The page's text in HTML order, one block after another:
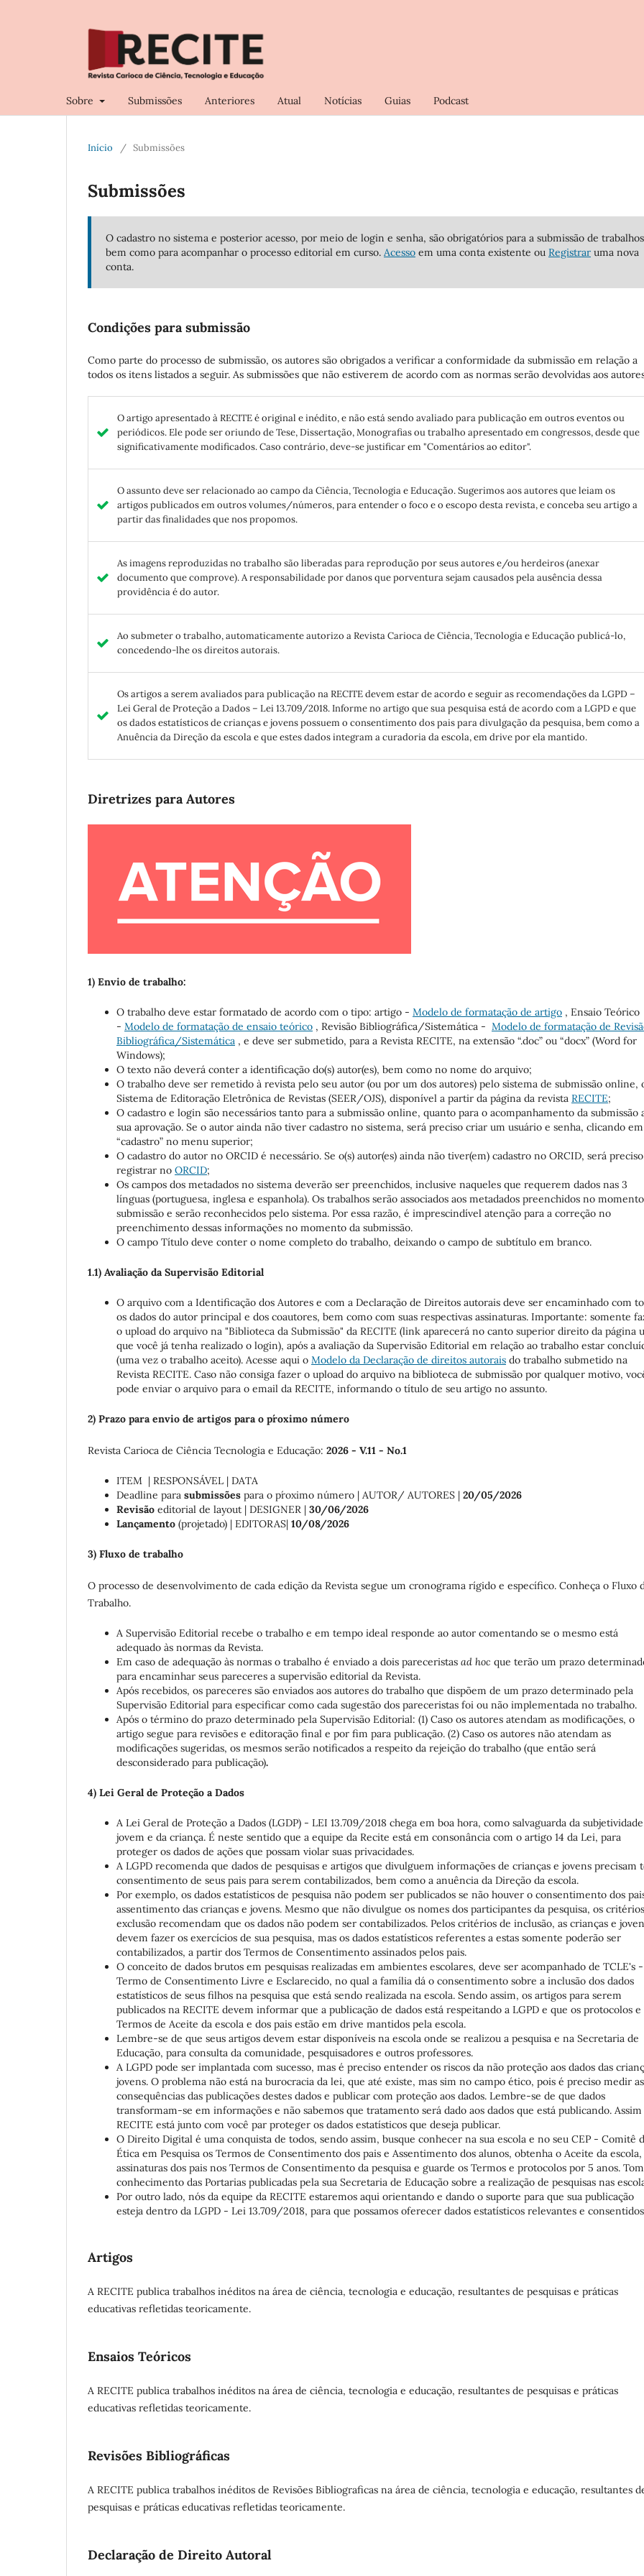
Sobre Submissões Anteriores Atual Notícias Guias Podcast
Início / Submissões
Submissões
O cadastro no sistema e posterior acesso, por meio de login e senha, são obrigatórios para a submissão de
bem como para acompanhar o processo editorial em curso. Acesso em uma conta existente ou Registrar uma nova
conta.
Condições para submissão
Como parte do processo de submissão, os autores são obrigados a verificar a conformidade da submissão em relação a
todos os itens listados a seguir. As submissões que não estiverem de acordo com as normas serão devolvidas aos
O artigo apresentado à RECITE é original e inédito, e não está sendo avaliado para publicação em outros eventos ou
periódicos. Ele pode ser oriundo de Tese, Dissertação, Monografias ou trabalho apresentado em congressos, desde que
significativamente modificados. Caso contrário, deve-se justificar em "Comentários ao editor".
O assunto deve ser relacionado ao campo da Ciência, Tecnologia e Educação. Sugerimos aos autores que leiam os
artigos publicados em outros volumes/números, para entender o foco e o escopo desta revista, e conceba seu artigo a
partir das finalidades que nos propomos.
As imagens reproduzidas no trabalho são liberadas para reprodução por seus autores e/ou herdeiros (anexar
documento que comprove). A responsabilidade por danos que porventura sejam causados pela ausência dessa
providência é do autor.
Ao submeter o trabalho, automaticamente autorizo a Revista Carioca de Ciência, Tecnologia e Educação publicá-lo,
concedendo-lhe os direitos autorais.
Os artigos a serem avaliados para publicação na RECITE devem estar de acordo e seguir as recomendações da LGPD –
Lei Geral de Proteção a Dados – Lei 13.709/2018. Informe no artigo que sua pesquisa está de acordo com a LGPD e que
os dados estatísticos de crianças e jovens possuem o consentimento dos pais para divulgação da pesquisa, bem como a
Anuência da Direção da escola e que estes dados integram a curadoria da escola, em drive por ela mantido.
Diretrizes para Autores
1) Envio de trabalho:
O trabalho deve estar formatado de acordo com o tipo: artigo - Modelo de formatação de artigo , Ensaio Teórico
- Modelo de formatação de ensaio teórico , Revisão Bibliográfica/Sistemática - Modelo de formatação de
Bibliográfica/Sistemática , e deve ser submetido, para a Revista RECITE, na extensão “.doc” ou “docx” (Word for
Windows);
O texto não deverá conter a identificação do(s) autor(es), bem como no nome do arquivo;
O trabalho deve ser remetido à revista pelo seu autor (ou por um dos autores) pelo sistema de submissão online,
Sistema de Editoração Eletrônica de Revistas (SEER/OJS), disponível a partir da página da revista RECITE;
O cadastro e login são necessários tanto para a submissão online, quanto para o acompanhamento da submissão
sua aprovação. Se o autor ainda não tiver cadastro no sistema, será preciso criar um usuário e senha, clicando em
“cadastro” no menu superior;
O cadastro do autor no ORCID é necessário. Se o(s) autor(es) ainda não tiver(em) cadastro no ORCID, será preciso
registrar no ORCID;
Os campos dos metadados no sistema deverão ser preenchidos, inclusive naqueles que requerem dados nas 3
línguas (portuguesa, inglesa e espanhola). Os trabalhos serão associados aos metadados preenchidos no
submissão e serão reconhecidos pelo sistema. Por essa razão, é imprescindível atenção para a correção no
preenchimento dessas informações no momento da submissão.
O campo Título deve conter o nome completo do trabalho, deixando o campo de subtítulo em branco.
1.1) Avaliação da Supervisão Editorial
O arquivo com a Identificação dos Autores e com a Declaração de Direitos autorais deve ser encaminhado com
os dados do autor principal e dos coautores, bem como com suas respectivas assinaturas. Importante: somente
o upload do arquivo na "Biblioteca da Submissão" da RECITE (link aparecerá no canto superior direito da página
que você já tenha realizado o login), após a avaliação da Supervisão Editorial em relação ao trabalho estar
(uma vez o trabalho aceito). Acesse aqui o Modelo da Declaração de direitos autorais do trabalho submetido na
Revista RECITE. Caso não consiga fazer o upload do arquivo na biblioteca de submissão por qualquer motivo,
pode enviar o arquivo para o email da RECITE, informando o título de seu artigo no assunto.
2) Prazo para envio de artigos para o p´roximo número
Revista Carioca de Ciência Tecnologia e Educação: 2026 - V.11 - No.1
ITEM | RESPONSÁVEL | DATA
Deadline para submissões para o p´roximo número | AUTOR/ AUTORES | 20/05/2026
Revisão editorial de layout | DESIGNER | 30/06/2026
Lançamento (projetado) | EDITORAS| 10/08/2026
3) Fluxo de trabalho
O processo de desenvolvimento de cada edição da Revista segue um cronograma rígido e específico. Conheça o Fluxo
Trabalho.
A Supervisão Editorial recebe o trabalho e em tempo ideal responde ao autor comentando se o mesmo está
adequado às normas da Revista.
Em caso de adequação às normas o trabalho é enviado a dois pareceristas ad hoc que terão um prazo
para encaminhar seus pareceres a supervisão editorial da Revista.
Após recebidos, os pareceres são enviados aos autores do trabalho que dispõem de um prazo determinado pela
Supervisão Editorial para especificar como cada sugestão dos pareceristas foi ou não implementada no trabalho.
Após o término do prazo determinado pela Supervisão Editorial: (1) Caso os autores atendam as modificações, o
artigo segue para revisões e editoração final e por fim para publicação. (2) Caso os autores não atendam as
modificações sugeridas, os mesmos serão notificados a respeito da rejeição do trabalho (que então será
desconsiderado para publicação).
4) Lei Geral de Proteção a Dados
A Lei Geral de Proteção a Dados (LGDP) - LEI 13.709/2018 chega em boa hora, como salvaguarda da
jovem e da criança. É neste sentido que a equipe da Recite está em consonância com o artigo 14 da Lei, para
proteger os dados de ações que possam violar suas privacidades.
A LGPD recomenda que dados de pesquisas e artigos que divulguem informações de crianças e jovens precisam
consentimento de seus pais para serem contabilizados, bem como a anuência da Direção da escola.
Por exemplo, os dados estatísticos de pesquisa não podem ser publicados se não houver o consentimento dos
assentimento das crianças e jovens. Mesmo que não divulgue os nomes dos participantes da pesquisa, os
exclusão recomendam que os dados não podem ser contabilizados. Pelos critérios de inclusão, as crianças e
devem fazer os exercícios de sua pesquisa, mas os dados estatísticos referentes a estas somente poderão ser
contabilizados, a partir dos Termos de Consentimento assinados pelos pais.
O conceito de dados brutos em pesquisas realizadas em ambientes escolares, deve ser acompanhado de TCLE's -
Termo de Consentimento Livre e Esclarecido, no qual a família dá o consentimento sobre a inclusão dos dados
estatísticos de seus filhos na pesquisa que está sendo realizada na escola. Sendo assim, os artigos para serem
publicados na RECITE devem informar que a publicação de dados está respeitando a LGPD e que os protocolos e
Termos de Aceite da escola e dos pais estão em drive mantidos pela escola.
Lembre-se de que seus artigos devem estar disponíveis na escola onde se realizou a pesquisa e na Secretaria de
Educação, para consulta da comunidade, pesquisadores e outros professores.
A LGPD pode ser implantada com sucesso, mas é preciso entender os riscos da não proteção aos dados das
jovens. O problema não está na burocracia da lei, que até existe, mas sim no campo ético, pois é preciso medir as
consequências das publicações destes dados e publicar com proteção aos dados. Lembre-se de que dados
transformam-se em informações e não sabemos que tratamento será dado aos dados que está publicando. Assim
RECITE está junto com você par proteger os dados estatísticos que deseja publicar.
O Direito Digital é uma conquista de todos, sendo assim, busque conhecer na sua escola e no seu CEP - Comitê
Ética em Pesquisa os Termos de Consentimento dos pais e Assentimento dos alunos, obtenha o Aceite da escola,
assinaturas dos pais nos Termos de Consentimento da pesquisa e guarde os Termos e protocolos por 5 anos.
conhecimento das Portarias publicadas pela sua Secretaria de Educação sobre a realização de pesquisas nas
Por outro lado, nós da equipe da RECITE estaremos aqui orientando e dando o suporte para que sua publicação
esteja dentro da LGPD - Lei 13.709/2018, para que possamos oferecer dados estatísticos relevantes e
Artigos
A RECITE publica trabalhos inéditos na área de ciência, tecnologia e educação, resultantes de pesquisas e práticas
educativas refletidas teoricamente.
Ensaios Teóricos
A RECITE publica trabalhos inéditos na área de ciência, tecnologia e educação, resultantes de pesquisas e práticas
educativas refletidas teoricamente.
Revisões Bibliográficas
A RECITE publica trabalhos inéditos de Revisões Bibliograficas na área de ciência, tecnologia e educação, resultantes
pesquisas e práticas educativas refletidas teoricamente.
Declaração de Direito Autoral